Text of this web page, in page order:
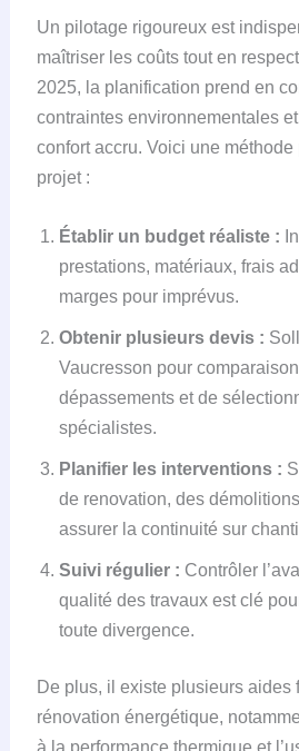
Un pilotage rigoureux est
maîtriser les coûts tout en
2025, la planification prend en
contraintes environnementales et
confort accru. Voici une
projet :
Établir un budget réaliste :
prestations, matériaux, frais
marges pour imprévus.
Obtenir plusieurs devis :
Vaucresson pour
dépassements et de
spécialistes.
Planifier les interventions :
de renovation, des
assurer la continuité sur
Suivi régulier : Contrôler
qualité des travaux est clé
toute divergence.
De plus, il existe plusieurs aides
rénovation énergétique,
à la performance thermique et